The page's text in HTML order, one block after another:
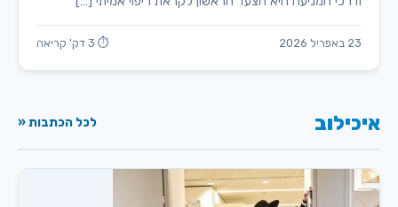
23 באפריל 2026 ⏱ 3 דק' קריאה
איכילוב לכל הכתבות «